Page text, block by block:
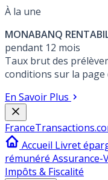
À la une
MONABANQ
pendant 12 mois
Taux brut des
conditions sur la page
En Savoir Plus
France
Accueil Livret
rémunéré Assurance-
Impôts & Fiscalité